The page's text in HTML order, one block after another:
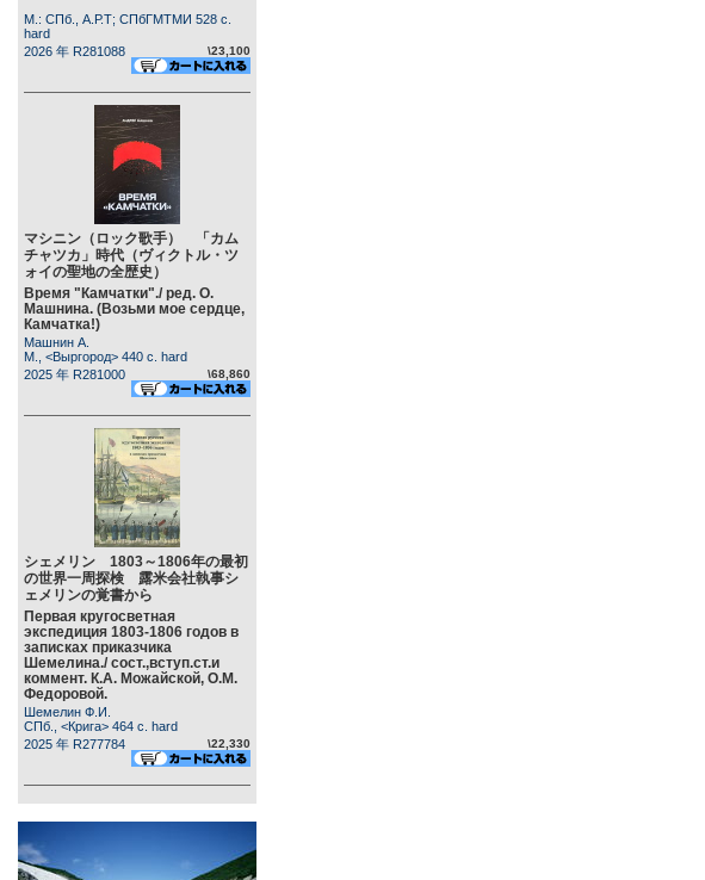
М.: СПб., А.Р.Т; СПбГМТМИ 528 c.
hard
2026 年 R281088
\23,100
マシニン（ロック歌手） 「カム
チャツカ」時代（ヴィクトル・ツ
ォイの聖地の全歴史）
Время "Камчатки"./ ред. О.
Машнина. (Возьми мое сердце,
Камчатка!)
Машнин А.
М., <Выргород> 440 c. hard
2025 年 R281000
\68,860
シェメリン 1803～1806年の最初
の世界一周探検 露米会社執事シ
ェメリンの覚書から
Первая кругосветная
экспедиция 1803-1806 годов в
записках приказчика
Шемелина./ сост.,вступ.ст.и
коммент. К.А. Можайской, О.М.
Федоровой.
Шемелин Ф.И.
СПб., <Крига> 464 c. hard
2025 年 R277784
\22,330